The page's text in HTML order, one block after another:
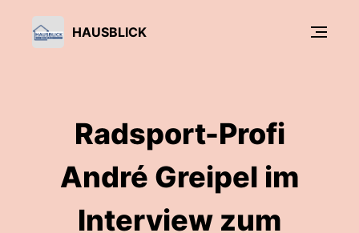
HAUSBLICK
Radsport-Profi
André Greipel im
Interview zum